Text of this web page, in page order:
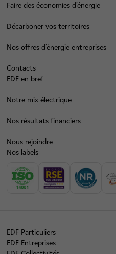
Faire des économies d’énergie
Décarboner vos territoires
Nos offres d’énergie entreprises
Contacts
EDF en bref
Notre mix électrique
Nos résultats financiers
Nous rejoindre
Nos labels
EDF Particuliers
EDF Entreprises